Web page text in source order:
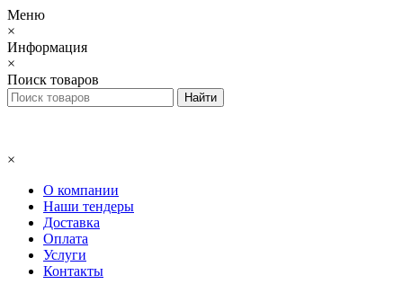
Меню
×
Информация
×
Поиск товаров
×
О компании
Наши тендеры
Доставка
Оплата
Услуги
Контакты